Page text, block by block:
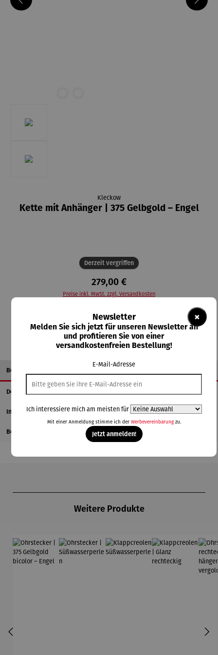
Kleckow
Kette mit Anhänger | 375 Gelbgold – Engel
Derzeit vergriffen
279,00 €
Preise inkl. MwSt. zzgl. Versandkosten
Nicht mehr verfügbar
Beschreibung
Details
Informationen zum Hersteller
Bewertungen
Weitere Produkte
×
Newsletter
Melden Sie sich jetzt für unseren Newsletter an
und profitieren Sie von einer
versandkostenfreien Bestellung!
E-Mail-Adresse
Ich interessiere mich am meisten für
Mit einer Anmeldung stimme ich der Werbevereinbarungzu.
Jetzt anmelden!